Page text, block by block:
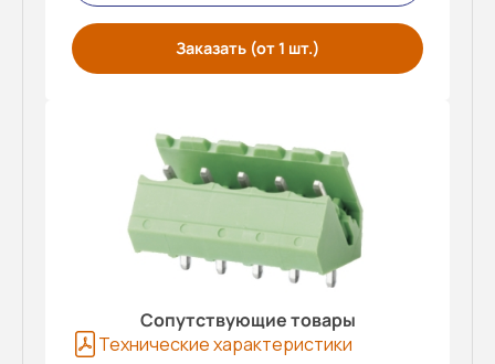
Заказать (от 1 шт.)
Сопутствующие товары
Технические характеристики